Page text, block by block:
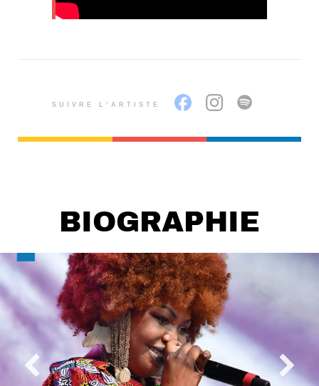
SUIVRE L’ARTISTE
BIOGRAPHIE